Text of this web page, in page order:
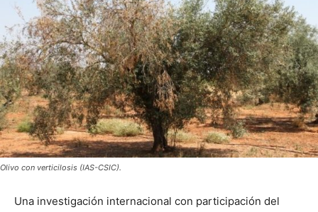
Olivo con verticilosis (IAS-CSIC).
Una investigación internacional con participación del